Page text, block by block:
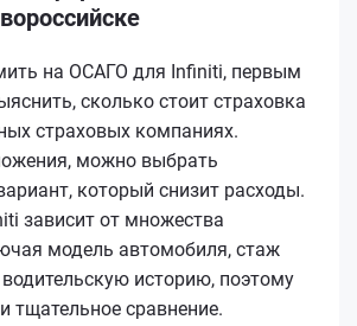
на ОСАГО для Infiniti, первым
сколько стоит страховка
страховых компаниях.
можно выбрать
который снизит расходы.
зависит от множества
модель автомобиля, стаж
водительскую историю, поэтому
тщательное сравнение.